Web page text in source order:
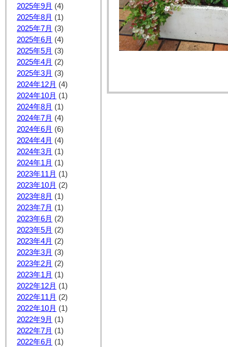
2025年9月 (4)
2025年8月 (1)
2025年7月 (3)
2025年6月 (4)
2025年5月 (3)
2025年4月 (2)
2025年3月 (3)
2024年12月 (4)
2024年10月 (1)
2024年8月 (1)
2024年7月 (4)
2024年6月 (6)
2024年4月 (4)
2024年3月 (1)
2024年1月 (1)
2023年11月 (1)
2023年10月 (2)
2023年8月 (1)
2023年7月 (1)
2023年6月 (2)
2023年5月 (2)
2023年4月 (2)
2023年3月 (3)
2023年2月 (2)
2023年1月 (1)
2022年12月 (1)
2022年11月 (2)
2022年10月 (1)
2022年9月 (1)
2022年7月 (1)
2022年6月 (1)